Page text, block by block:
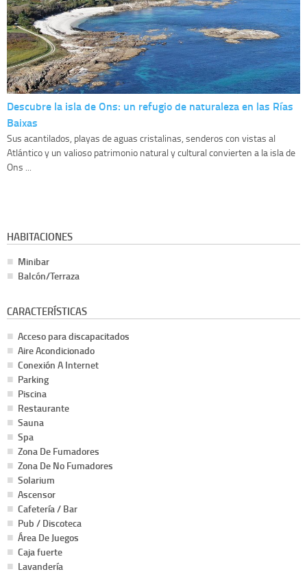
Descubre la isla de Ons: un refugio de naturaleza en las Rías
Baixas
Sus acantilados, playas de aguas cristalinas, senderos con vistas al
Atlántico y un valioso patrimonio natural y cultural convierten a la isla de
Ons ...
HABITACIONES
Minibar
Balcón/Terraza
CARACTERÍSTICAS
Acceso para discapacitados
Aire Acondicionado
Conexión A Internet
Parking
Piscina
Restaurante
Sauna
Spa
Zona De Fumadores
Zona De No Fumadores
Solarium
Ascensor
Cafetería / Bar
Pub / Discoteca
Área De Juegos
Caja fuerte
Lavandería